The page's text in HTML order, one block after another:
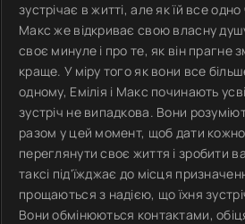
зустрічає в житті, але як їй все
Макс же відкриває свою власну
своє минуле і про те, як він прагне
краще. У міру того як вони все
одному, Емілія і Макс починають
зустріч не випадкова. Вони
разом у цей момент, щоб дати
переглянути своє життя і зробити
таксі під'їжджає до місця
прощаються з надією, що їхня
Вони обмінюються контактами,